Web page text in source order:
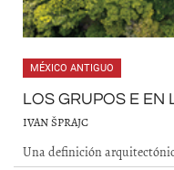
MÉXICO ANTIGUO
LOS GRUPOS E EN
IVAN ŠPRAJC
Una definición